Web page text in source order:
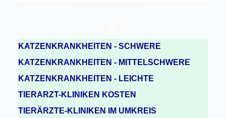
KATZENKRANKHEITEN - SCHWERE
KATZENKRANKHEITEN - MITTELSCHWERE
KATZENKRANKHEITEN - LEICHTE
TIERARZT-KLINIKEN KOSTEN
TIERÄRZTE-KLINIKEN IM UMKREIS